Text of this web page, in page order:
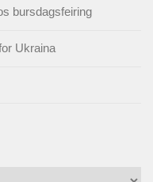
bursdagsfeiring
Ukraina